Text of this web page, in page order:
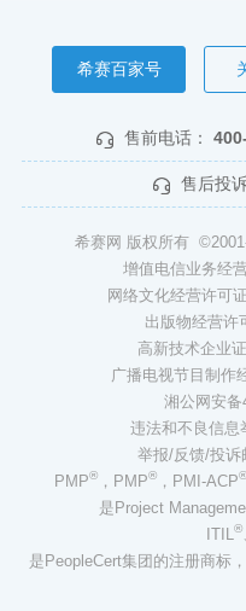
希赛百家号
售前电话：
售后投
希赛网 版权所有
增值电信业务经
网络文化经营许可
出版物经营许
高新技术企业
广播电视节目制作
湘公网安备
违法和不良信息
举报/反馈/投诉
PMP®，PMP®，PMI-ACP®
是Project
ITIL®
是PeopleCert集团的注册商标